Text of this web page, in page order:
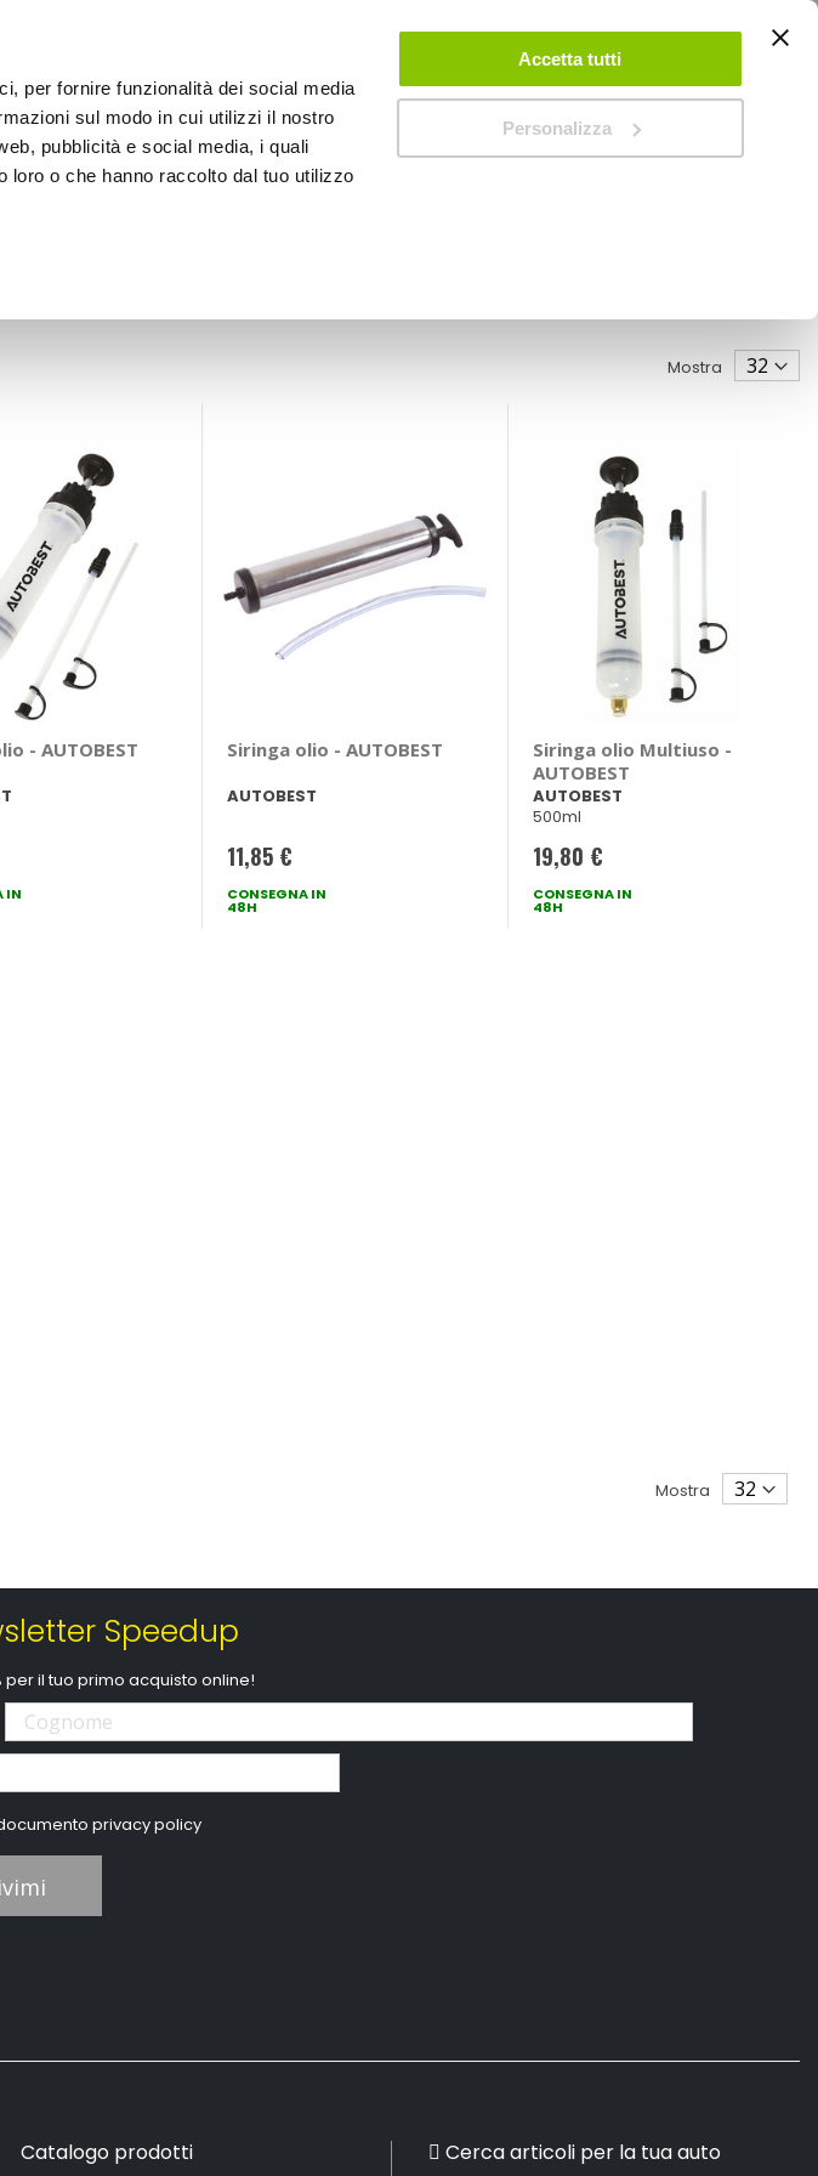
per fornire funzionalità dei social media
sul modo in cui utilizzi il nostro
pubblicità e social media, i quali
loro o che hanno raccolto dal tuo utilizzo
Accetta tutti
Personalizza
ACCEDI CREA UN ACCOUNT CONTATTACI
Mostra
- AUTOBEST
IN
Siringa olio - AUTOBEST
AUTOBEST
11,85 €
CONSEGNA IN
48H
Siringa olio Multiuso -
AUTOBEST
AUTOBEST
500ml
19,80 €
CONSEGNA IN
48H
Mostra
Speedup
per il tuo primo acquisto online!
privacy policy
Catalogo prodotti Cerca articoli per la tua auto